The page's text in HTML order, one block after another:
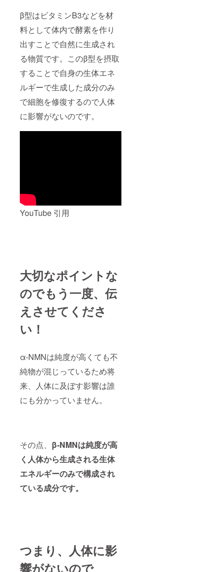
β型はビタミンB3などを材
料として体内で酵素を作り
出すことで自然に生成され
る物質です。このβ型を摂取
することで自身の生体エネ
ルギーで生成した成分のみ
で細胞を修復するので人体
に影響がないのです。
YouTube 引用
大切なポイントな
のでもう一度、伝
えさせてくださ
い！
α-NMNは純度が高くても不
純物が混じっているため将
来、人体に及ぼす影響は誰
にも分かっていません。
その点、 β-NMNは純度が高
く人体から生成される生体
エネルギーのみで構成され
ている成分です。
つまり、人体に影
響がないので